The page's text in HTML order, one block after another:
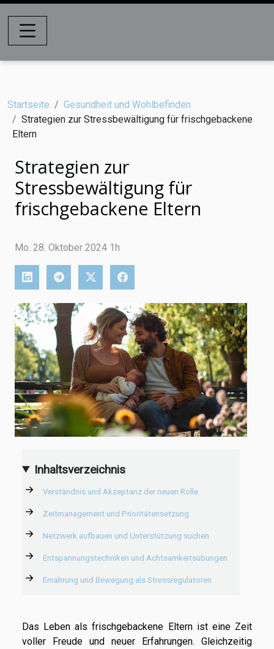
Startseite
Gesundheit und Wohlbefinden
Strategien zur Stressbewältigung für frischgebackene
Eltern
Strategien zur
Stressbewältigung für
frischgebackene Eltern
Mo. 28. Oktober 2024 1h
Inhaltsverzeichnis
Verständnis und Akzeptanz der neuen Rolle
Zeitmanagement und Prioritätensetzung
Netzwerk aufbauen und Unterstützung suchen
Entspannungstechniken und Achtsamkeitsübungen
Ernährung und Bewegung als Stressregulatoren
Das Leben als frischgebackene Eltern ist eine Zeit
voller Freude und neuer Erfahrungen. Gleichzeitig